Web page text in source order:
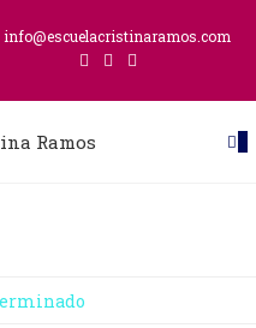
info@escuelacristinaramos.com